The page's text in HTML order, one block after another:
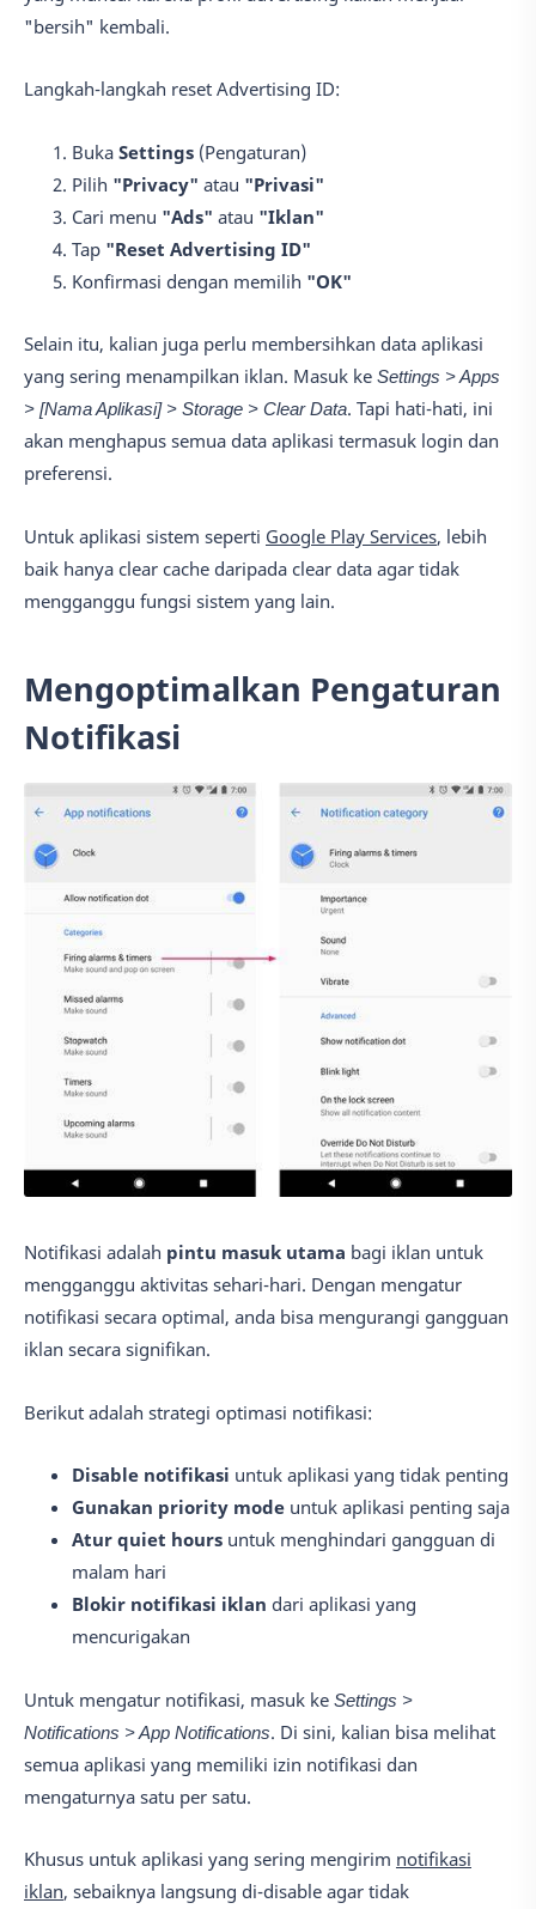
"bersih" kembali.
Langkah-langkah reset Advertising ID:
Buka Settings (Pengaturan)
Pilih "Privacy" atau "Privasi"
Cari menu "Ads" atau "Iklan"
Tap "Reset Advertising ID"
Konfirmasi dengan memilih "OK"
Selain itu, kalian juga perlu membersihkan data aplikasi
yang sering menampilkan iklan. Masuk ke Settings > Apps
> [Nama Aplikasi] > Storage > Clear Data. Tapi hati-hati, ini
akan menghapus semua data aplikasi termasuk login dan
preferensi.
Untuk aplikasi sistem seperti Google Play Services, lebih
baik hanya clear cache daripada clear data agar tidak
mengganggu fungsi sistem yang lain.
Mengoptimalkan Pengaturan
Notifikasi
Notifikasi adalah pintu masuk utama bagi iklan untuk
mengganggu aktivitas sehari-hari. Dengan mengatur
notifikasi secara optimal, anda bisa mengurangi gangguan
iklan secara signifikan.
Berikut adalah strategi optimasi notifikasi:
Disable notifikasi untuk aplikasi yang tidak penting
Gunakan priority mode untuk aplikasi penting saja
Atur quiet hours untuk menghindari gangguan di
malam hari
Blokir notifikasi iklan dari aplikasi yang
mencurigakan
Untuk mengatur notifikasi, masuk ke Settings >
Notifications > App Notifications. Di sini, kalian bisa melihat
semua aplikasi yang memiliki izin notifikasi dan
mengaturnya satu per satu.
Khusus untuk aplikasi yang sering mengirim notifikasi
iklan, sebaiknya langsung di-disable agar tidak